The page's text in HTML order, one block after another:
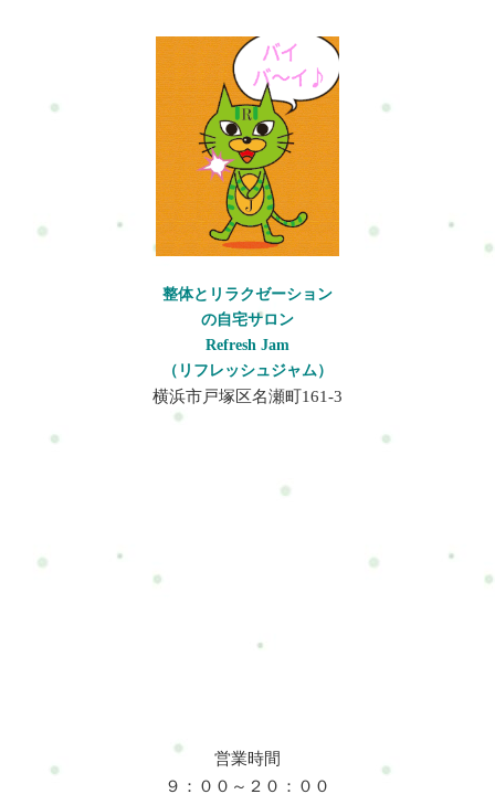
整体とリラクゼーション
の自宅サロン
Refresh Jam
（リフレッシュジャム）
横浜市戸塚区名瀬町161-3
営業時間
９：００～２０：００